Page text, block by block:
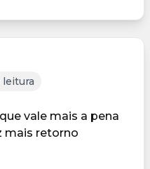
leitura
vale mais a pena
mais retorno